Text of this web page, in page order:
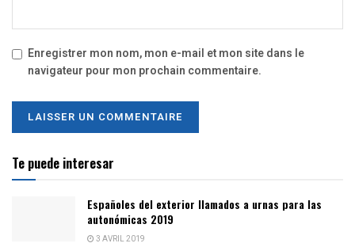
Enregistrer mon nom, mon e-mail et mon site dans le
navigateur pour mon prochain commentaire.
Te puede interesar
Españoles del exterior llamados a urnas para las
autonómicas 2019
3 AVRIL 2019